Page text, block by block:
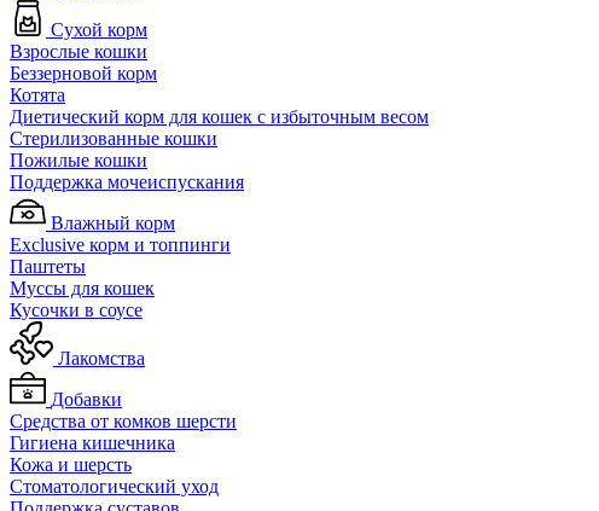
Сухой корм
Взрослые кошки
Беззерновой корм
Котята
Диетический корм для кошек с избыточным весом
Стерилизованные кошки
Пожилые кошки
Поддержка мочеиспускания
Влажный корм
Exclusive корм и топпинги
Паштеты
Муссы для кошек
Кусочки в соусе
Лакомства
Добавки
Средства от комков шерсти
Гигиена кишечника
Кожа и шерсть
Cтоматологический уход